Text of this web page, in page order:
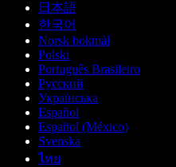
日本語
한국어
Norsk bokmål
Polski
Português Brasileiro
Русский
Українська
Español
Español (México)
Svenska
ไทย